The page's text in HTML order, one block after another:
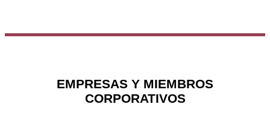
EMPRESAS Y MIEMBROS
CORPORATIVOS